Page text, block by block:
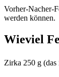
Vorher-Nacher-
werden können.
Wieviel
Zirka 250 g